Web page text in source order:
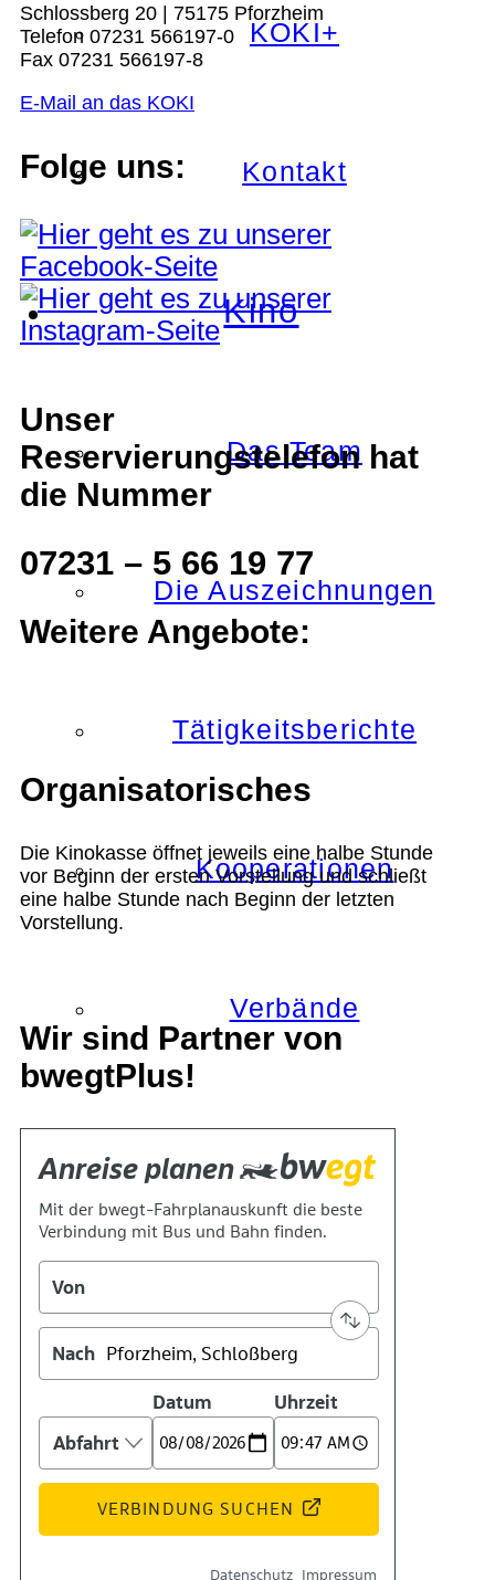
KOKI+
Kontakt
Kino
Das Team
Die Auszeichnungen
Tätigkeitsberichte
Kooperationen
Verbände
Geschichte
Standort
Verein
Schlossberg 20 | 75175 Pforzheim
Telefon 07231 566197-0
Fax 07231 566197-8
E-Mail an das KOKI
Folge uns:
Unser
Reservierungstelefon hat
die Nummer
07231 – 5 66 19 77
Weitere Angebote:
Organisatorisches
Die Kinokasse öffnet jeweils eine halbe Stunde
vor Beginn der ersten Vorstellung und schließt
eine halbe Stunde nach Beginn der letzten
Vorstellung.
Wir sind Partner von
bwegtPlus!